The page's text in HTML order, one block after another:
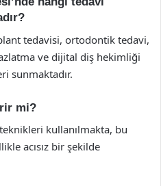
tedavisi, ortodontik tedavi,
ve dijital diş hekimliği
sunmaktadır.
mi?
kullanılmakta, bu
acısız bir şekilde